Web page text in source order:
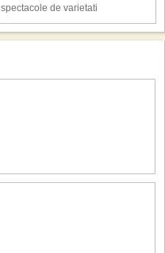
spectacole de varietati